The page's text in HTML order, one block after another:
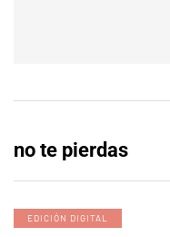
no te pierdas
EDICIÓN DIGITAL